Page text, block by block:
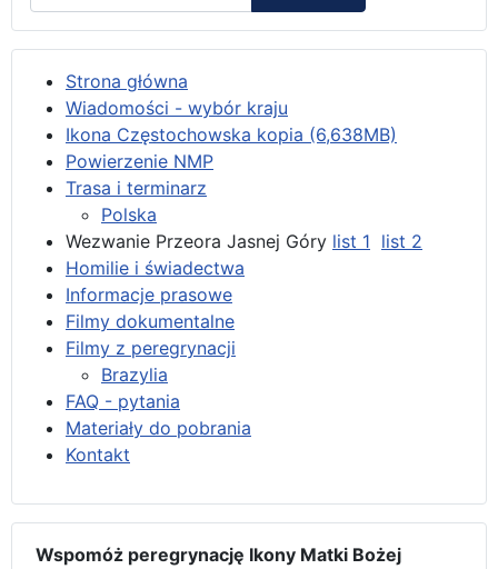
Strona główna
Wiadomości - wybór kraju
Ikona Częstochowska kopia (6,638MB)
Powierzenie NMP
Trasa i terminarz
Polska
Wezwanie Przeora Jasnej Góry list 1 list 2
Homilie i świadectwa
Informacje prasowe
Filmy dokumentalne
Filmy z peregrynacji
Brazylia
FAQ - pytania
Materiały do pobrania
Kontakt
Wspomóż peregrynację Ikony Matki Bożej